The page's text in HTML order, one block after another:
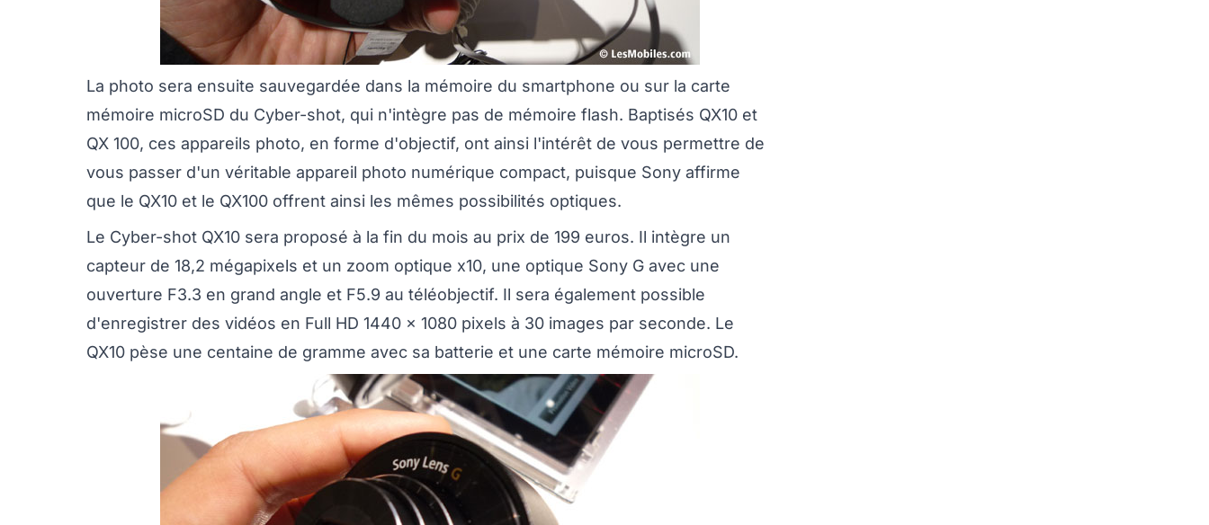
La photo sera ensuite sauvegardée dans la mémoire du smartphone ou sur la carte
mémoire microSD du Cyber-shot, qui n'intègre pas de mémoire flash. Baptisés QX10 et
QX 100, ces appareils photo, en forme d'objectif, ont ainsi l'intérêt de vous permettre de
vous passer d'un véritable appareil photo numérique compact, puisque Sony affirme
que le QX10 et le QX100 offrent ainsi les mêmes possibilités optiques.
Le Cyber-shot QX10 sera proposé à la fin du mois au prix de 199 euros. Il intègre un
capteur de 18,2 mégapixels et un zoom optique x10, une optique Sony G avec une
ouverture F3.3 en grand angle et F5.9 au téléobjectif. Il sera également possible
d'enregistrer des vidéos en Full HD 1440 x 1080 pixels à 30 images par seconde. Le
QX10 pèse une centaine de gramme avec sa batterie et une carte mémoire microSD.